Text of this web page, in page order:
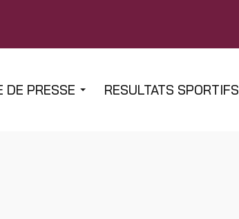
DE PRESSE RESULTATS SPORTIFS